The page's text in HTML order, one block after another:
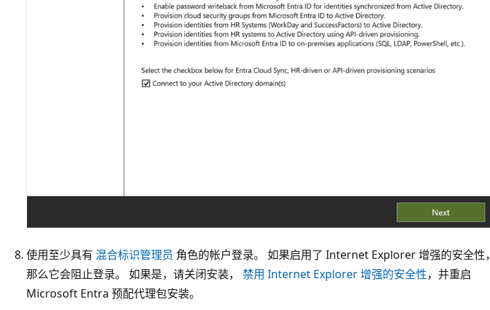
使用至少具有 混合标识管理员 角色的帐户登录。 如果启用了 Internet Explorer 增强的安全性，
那么它会阻止登录。 如果是，请关闭安装， 禁用 Internet Explorer 增强的安全性，并重启
Microsoft Entra 预配代理包安装。